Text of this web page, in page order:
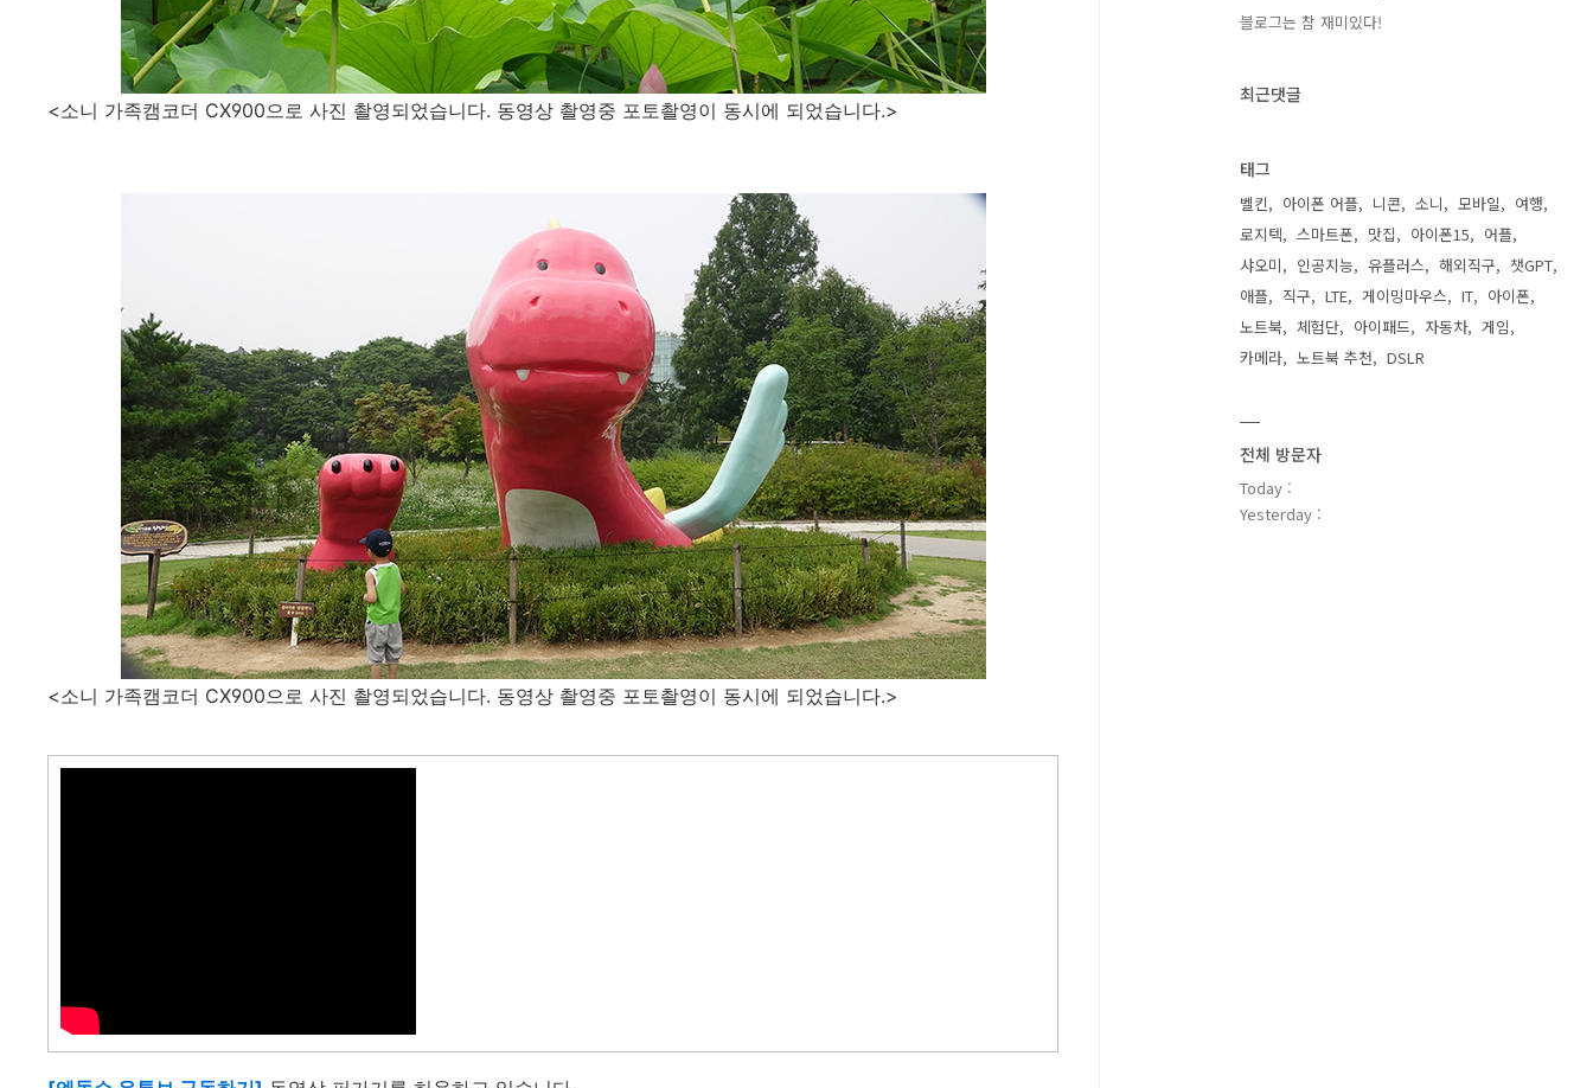
<소니 가족캠코더 CX900으로 사진 촬영되었습니다. 동영상 촬영중 포토촬영이 동시에 되었습니다.>
<소니 가족캠코더 CX900으로 사진 촬영되었습니다. 동영상 촬영중 포토촬영이 동시에 되었습니다.>
블로그는 참 재미있다!
최근댓글
태그
벨킨 아이폰 어플 니콘 소니 모바일
여행
로지텍
스마트폰 맛집 아이폰15
어플
샤오미
인공지능 유플러스 해외직구
챗GPT
애플
직구 LTE 게이밍마우스 IT
아이폰
노트북
체험단 아이패드 자동차
게임
카메라
노트북 추천 DSLR
전체 방문자
Today :
Yesterday :